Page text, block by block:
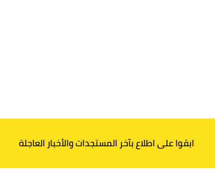
ابقوا على اطلاع بآخر المستجدات والأخبار العاجلة